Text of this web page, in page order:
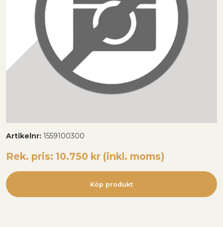
Artikelnr: 1559100300
Rek. pris: 10.750 kr (inkl. moms)
Köp produkt